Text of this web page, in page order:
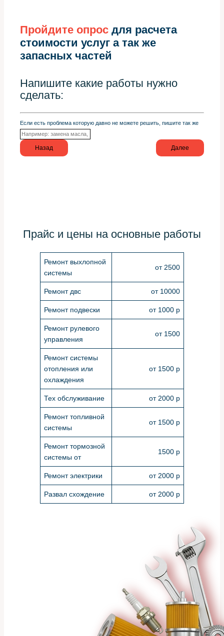
Пройдите опрос для расчета
стоимости услуг а так же
запасных частей
Напишите какие работы нужно
сделать:
Если есть проблема которую давно не можете решить, пишите так же
Назад Далее
Прайс и цены на основные работы
Ремонт выхлопной
системы
от 2500
Ремонт двс от 10000
Ремонт подвески от 1000 р
Ремонт рулевого
управления
от 1500
Ремонт системы
отопления или
охлаждения
от 1500 р
Тех обслуживание от 2000 р
Ремонт топливной
системы
от 1500 р
Ремонт тормозной
системы от
1500 р
Ремонт электрики от 2000 р
Развал схождение от 2000 р